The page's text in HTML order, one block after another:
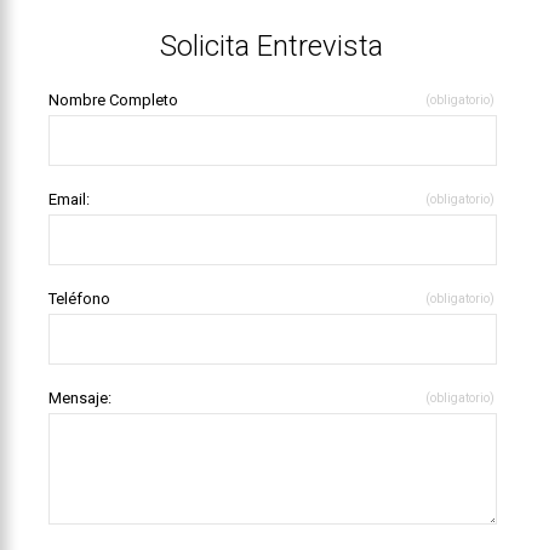
Solicita Entrevista
Nombre Completo (obligatorio)
Email: (obligatorio)
Teléfono (obligatorio)
Mensaje: (obligatorio)